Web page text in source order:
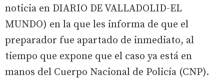
noticia en DIARIO DE VALLADOLID-EL
MUNDO) en la que les informa de que el
preparador fue apartado de inmediato, al
tiempo que expone que el caso ya está en
manos del Cuerpo Nacional de Policía (CNP).